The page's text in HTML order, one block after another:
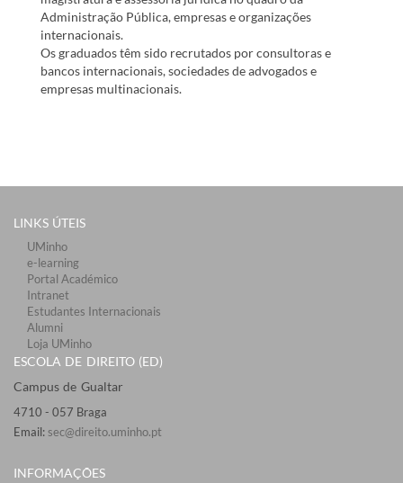
Administração Pública, empresas e organizações
internacionais.
Os graduados têm sido recrutados por consultoras e
bancos internacionais, sociedades de advogados e
empresas multinacionais.
LINKS ÚTEIS​
UMinho
e-learning
Portal Académico
Intranet
Estudantes Inter​​nacionais
Alumni
Loja UMinho
ESCOLA DE DIREITO (ED)
Campus de Gualtar ​​
4710 - ​057 Braga
Email: sec@direito.uminho.pt
INFORMAÇÕES